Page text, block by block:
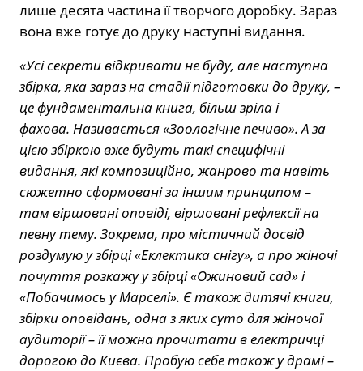
лише десята частина її творчого доробку. Зараз
вона вже готує до друку наступні видання.
«Усі секрети відкривати не буду, але наступна
збірка, яка зараз на стадії підготовки до друку, –
це фундаментальна книга, більш зріла і
фахова. Називається «Зоологічне печиво». А за
цією збіркою вже будуть такі специфічні
видання, які композиційно, жанрово та навіть
сюжетно сформовані за іншим принципом –
там віршовані оповіді, віршовані рефлексії на
певну тему. Зокрема, про містичний досвід
роздумую у збірці «Еклектика снігу», а про жіночі
почуття розкажу у збірці «Ожиновий сад» і
«Побачимось у Марселі». Є також дитячі книги,
збірки оповідань, одна з яких суто для жіночої
аудиторії – її можна прочитати в електричці
дорогою до Києва. Пробую себе також у драмі –